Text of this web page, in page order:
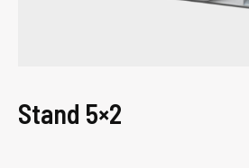
Stand 5×2